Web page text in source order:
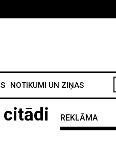
NOTIKUMI UN ZIŅAS
citādi
REKLĀMA